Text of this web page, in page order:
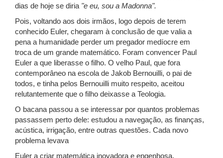
dias de hoje se diria "e eu, sou a Madonna".
Pois, voltando aos dois irmãos, logo depois de terem
conhecido Euler, chegaram à conclusão de que valia a
pena a humanidade perder um pregador medíocre em
troca de um grande matemático. Foram convencer Paul
Euler a que liberasse o filho. O velho Paul, que fora
contemporâneo na escola de Jakob Bernouilli, o pai de
todos, e tinha pelos Bernouilli muito respeito, aceitou
relutantemente que o filho deixasse a Teologia.
O bacana passou a se interessar por quantos problemas
passassem perto dele: estudou a navegação, as finanças,
acústica, irrigação, entre outras questões. Cada novo
problema levava
Euler a criar matemática inovadora e engenhosa.